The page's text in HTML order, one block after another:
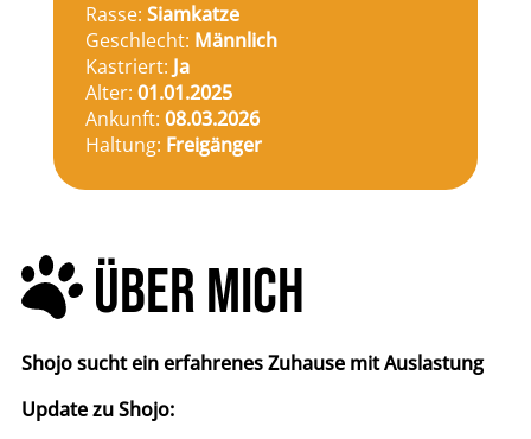
Rasse: Siamkatze
Geschlecht: Männlich
Kastriert: Ja
Alter: 01.01.2025
Ankunft: 08.03.2026
Haltung: Freigänger
ÜBER MICH
Shojo sucht ein erfahrenes Zuhause mit Auslastung
Update zu Shojo: